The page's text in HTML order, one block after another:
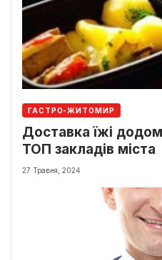
ГАСТРО-ЖИТОМИР
Доставка їжі
ТОП закладів міста
27 Травня, 2024